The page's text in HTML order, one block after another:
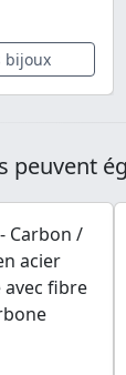
bijoux
peuvent
Carbon /
acier
avec fibre